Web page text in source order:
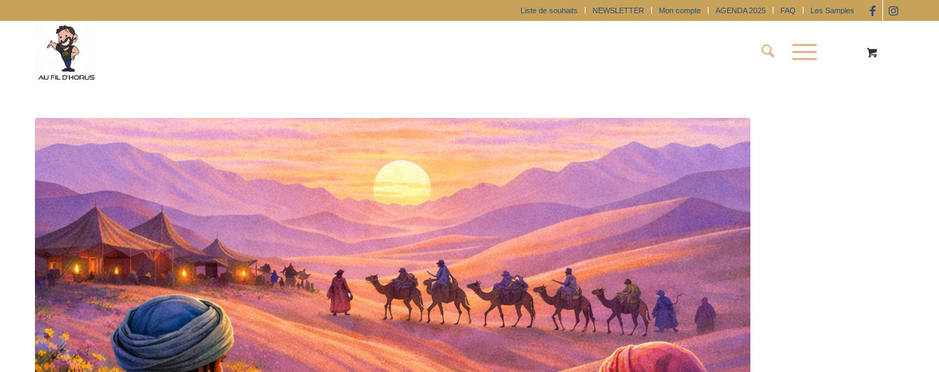
Liste de souhaits NEWSLETTER Mon compte AGENDA 2025 FAQ Les Samples